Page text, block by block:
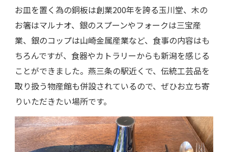
お皿を置く為の銅板は創業200年を誇る玉川堂、木の
お箸はマルナオ、銀のスプーンやフォークは三宝産
業、銀のコップは山崎金属産業など、食事の内容はも
ちろんですが、食器やカトラリーからも新潟を感じる
ことができました。燕三条の駅近くで、伝統工芸品を
取り扱う物産館も併設されているので、ぜひお立ち寄
りいただきたい場所です。